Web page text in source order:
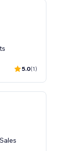
5.0(1)